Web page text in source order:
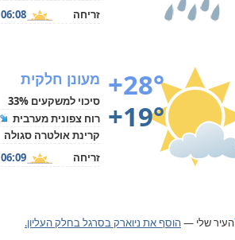
זריחה
06:08
+28°
+19°
מעונן חלקית
סיכוי למשקעים 33%
רוח צפונית מערבית
קרינת אולטרה סגולה
זריחה
06:09
העיר שלי —הוסף את ניוארק בסרגל בחלק העליון.